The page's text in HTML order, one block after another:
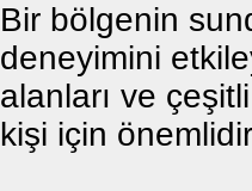
Bir bölgenin
deneyimini
alanları ve
kişi için